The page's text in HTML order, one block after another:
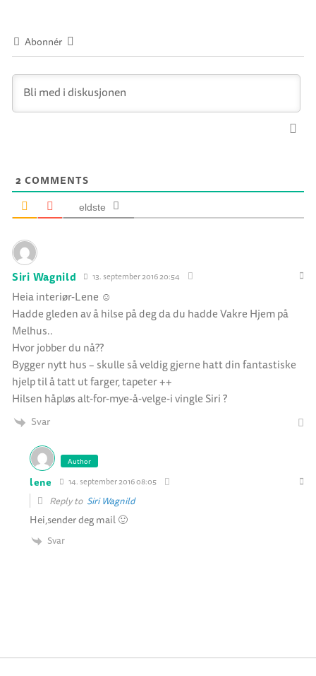
Abonnér
2 COMMENTS
eldste
Siri Wagnild 13. september 2016 20:54
Heia interiør-Lene ☺️
Hadde gleden av å hilse på deg da du hadde Vakre Hjem på
Melhus..
Hvor jobber du nå??
Bygger nytt hus – skulle så veldig gjerne hatt din fantastiske
hjelp til å tatt ut farger, tapeter ++
Hilsen håpløs alt-for-mye-å-velge-i vingle Siri ?
Svar
Author
lene 14. september 2016 08:05
Reply to Siri Wagnild
Hei,sender deg mail 🙂
Svar